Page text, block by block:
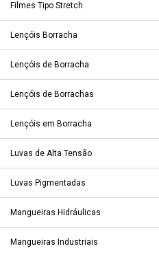
Filmes Tipo Stretch
Lençóis Borracha
Lençóis de Borracha
Lençóis de Borrachas
Lençóis em Borracha
Luvas de Alta Tensão
Luvas Pigmentadas
Mangueiras Hidráulicas
Mangueiras Industriais